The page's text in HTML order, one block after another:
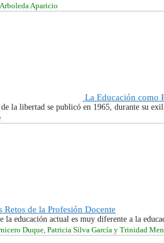
Aparicio
La Educación como
la libertad se publicó en 1965, durante su
Retos de la Profesión Docente
la educación actual es muy diferente a la
Duque, Patricia Silva García y Trinidad